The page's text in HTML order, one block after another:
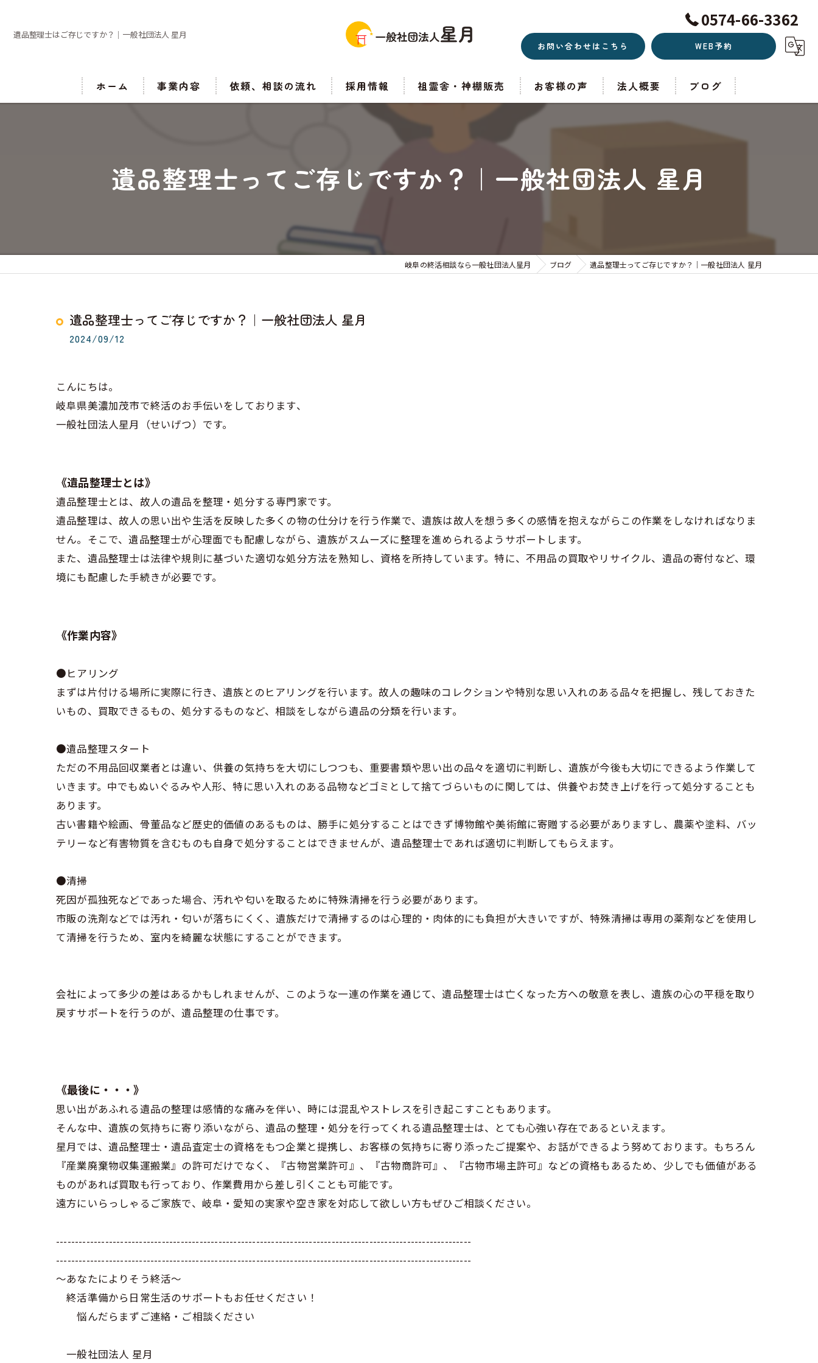
遺品整理士はご存じですか？｜一般社団法人 星月
0574-66-3362
お問い合わせはこちら WEB予約
ホーム 事業内容 依頼、相談の流れ 採用情報 祖霊舎・神棚販売 お客様の声 法人概要 ブログ
遺品整理士ってご存じですか？｜一般社団法人 星月
岐阜の終活相談なら一般社団法人星月 ブログ 遺品整理士ってご存じですか？｜一般社団法人 星月
遺品整理士ってご存じですか？｜一般社団法人 星月
2024/09/12
こんにちは。
岐阜県美濃加茂市で終活のお手伝いをしております、
一般社団法人星月（せいげつ）です。
《遺品整理士とは》
遺品整理士とは、故人の遺品を整理・処分する専門家です。
遺品整理は、故人の思い出や生活を反映した多くの物の仕分けを行う作業で、遺族は故人を想う多くの感情を抱えながらこの作業をしなければなりま
せん。そこで、遺品整理士が心理面でも配慮しながら、遺族がスムーズに整理を進められるようサポートします。
また、遺品整理士は法律や規則に基づいた適切な処分方法を熟知し、資格を所持しています。特に、不用品の買取やリサイクル、遺品の寄付など、環
境にも配慮した手続きが必要です。
《作業内容》
●ヒアリング
まずは片付ける場所に実際に行き、遺族とのヒアリングを行います。故人の趣味のコレクションや特別な思い入れのある品々を把握し、残しておきた
いもの、買取できるもの、処分するものなど、相談をしながら遺品の分類を行います。
●遺品整理スタート
ただの不用品回収業者とは違い、供養の気持ちを大切にしつつも、重要書類や思い出の品々を適切に判断し、遺族が今後も大切にできるよう作業して
いきます。中でもぬいぐるみや人形、特に思い入れのある品物などゴミとして捨てづらいものに関しては、供養やお焚き上げを行って処分することも
あります。
古い書籍や絵画、骨董品など歴史的価値のあるものは、勝手に処分することはできず博物館や美術館に寄贈する必要がありますし、農薬や塗料、バッ
テリーなど有害物質を含むものも自身で処分することはできませんが、遺品整理士であれば適切に判断してもらえます。
●清掃
死因が孤独死などであった場合、汚れや匂いを取るために特殊清掃を行う必要があります。
市販の洗剤などでは汚れ・匂いが落ちにくく、遺族だけで清掃するのは心理的・肉体的にも負担が大きいですが、特殊清掃は専用の薬剤などを使用し
て清掃を行うため、室内を綺麗な状態にすることができます。
会社によって多少の差はあるかもしれませんが、このような一連の作業を通じて、遺品整理士は亡くなった方への敬意を表し、遺族の心の平穏を取り
戻すサポートを行うのが、遺品整理の仕事です。
《最後に・・・》
思い出があふれる遺品の整理は感情的な痛みを伴い、時には混乱やストレスを引き起こすこともあります。
そんな中、遺族の気持ちに寄り添いながら、遺品の整理・処分を行ってくれる遺品整理士は、とても心強い存在であるといえます。
星月では、遺品整理士・遺品査定士の資格をもつ企業と提携し、お客様の気持ちに寄り添ったご提案や、お話ができるよう努めております。もちろん
『産業廃棄物収集運搬業』の許可だけでなく、『古物営業許可』、『古物商許可』、『古物市場主許可』などの資格もあるため、少しでも価値がある
ものがあれば買取も行っており、作業費用から差し引くことも可能です。
遠方にいらっしゃるご家族で、岐阜・愛知の実家や空き家を対応して欲しい方もぜひご相談ください。
--------------------------------------------------------------------------------------------------------------
--------------------------------------------------------------------------------------------------------------
～あなたによりそう終活～
終活準備から日常生活のサポートもお任せください！
悩んだらまずご連絡・ご相談ください
一般社団法人 星月